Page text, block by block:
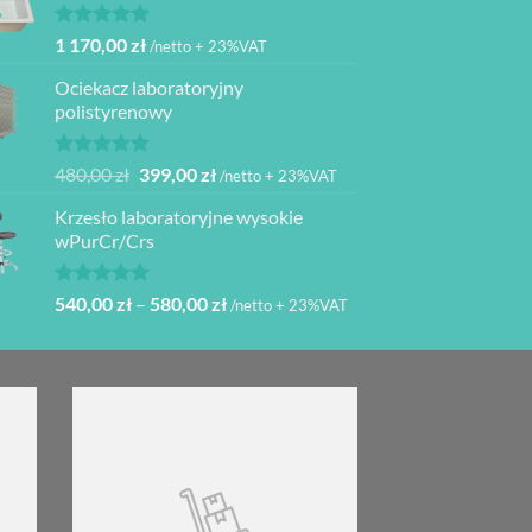
Oceniono
na 5
1 170,00zł/netto + 23%VAT
Ociekacz laboratoryjny
polistyrenowy
Oceniono
na 5
480,00zł Pierwotna
wynosiła:
480,00 zł.
399,00złAktualna
wynosi:
/netto + 23%VAT
Krzesło laboratoryjne wysokie
wPurCr/Crs
Oceniono
na 5
540,00zł – 580,00złZakres
od
/netto + 23%VAT